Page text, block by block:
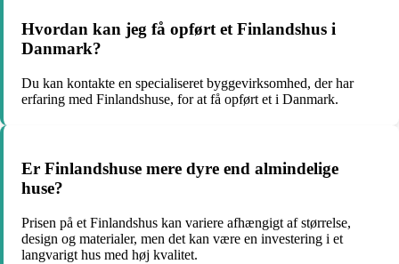
Hvordan kan jeg få opført et Finlandshus i
Danmark?
Du kan kontakte en specialiseret byggevirksomhed, der har
erfaring med Finlandshuse, for at få opført et i Danmark.
Er Finlandshuse mere dyre end almindelige
huse?
Prisen på et Finlandshus kan variere afhængigt af størrelse,
design og materialer, men det kan være en investering i et
langvarigt hus med høj kvalitet.